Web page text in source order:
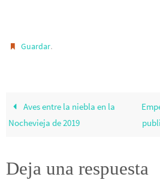
Guardar.
Aves entre la niebla en la
Nochevieja de 2019
Deja una respuesta